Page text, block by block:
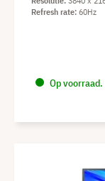
Op
Refresh rate 60Hz